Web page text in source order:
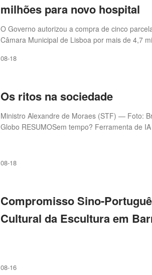
08-18
milhões para novo hospital
O Governo autorizou a compra de cinco
Câmara Municipal de Lisboa por mais de 4,7
publicado.
08-18
Os ritos na sociedade
Ministro Alexandre de Moraes (STF) — Foto:
Globo RESUMOSem tempo? Ferramenta de
08-16
Compromisso Sino-
Cultural da Escultura em